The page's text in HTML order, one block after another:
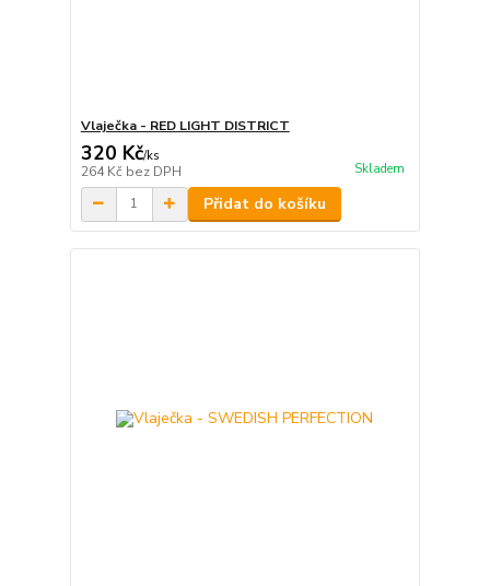
Vlaječka - RED LIGHT DISTRICT
320 Kč/ks
264 Kč bez DPH Skladem
Přidat do košíku